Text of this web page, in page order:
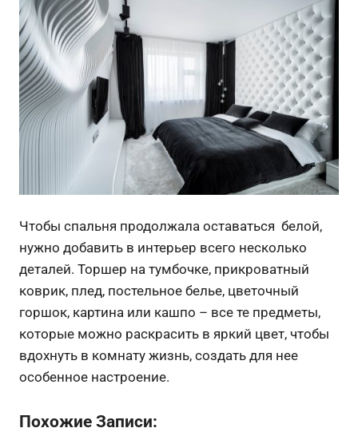
Чтобы спальня продолжала оставаться белой,
нужно добавить в интерьер всего несколько
деталей. Торшер на тумбочке, прикроватный
коврик, плед, постельное белье, цветочный
горшок, картина или кашпо – все те предметы,
которые можно раскрасить в яркий цвет, чтобы
вдохнуть в комнату жизнь, создать для нее
особенное настроение.
Похожие Записи: